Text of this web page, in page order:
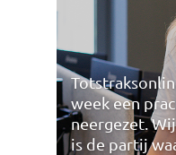
week een
neergezet.
is de partij